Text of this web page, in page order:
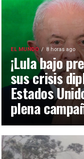
EL MUNDO 8 horas ago
¡Lula bajo
sus crisis
Estados
plena